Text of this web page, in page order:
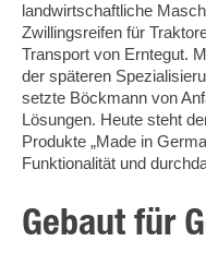
landwirtschaftliche
Zwillingsreifen für
Transport von Erntegut.
der späteren
setzte Böckmann von
Lösungen. Heute steht
Produkte „Made in
Funktionalität und
Gebaut für